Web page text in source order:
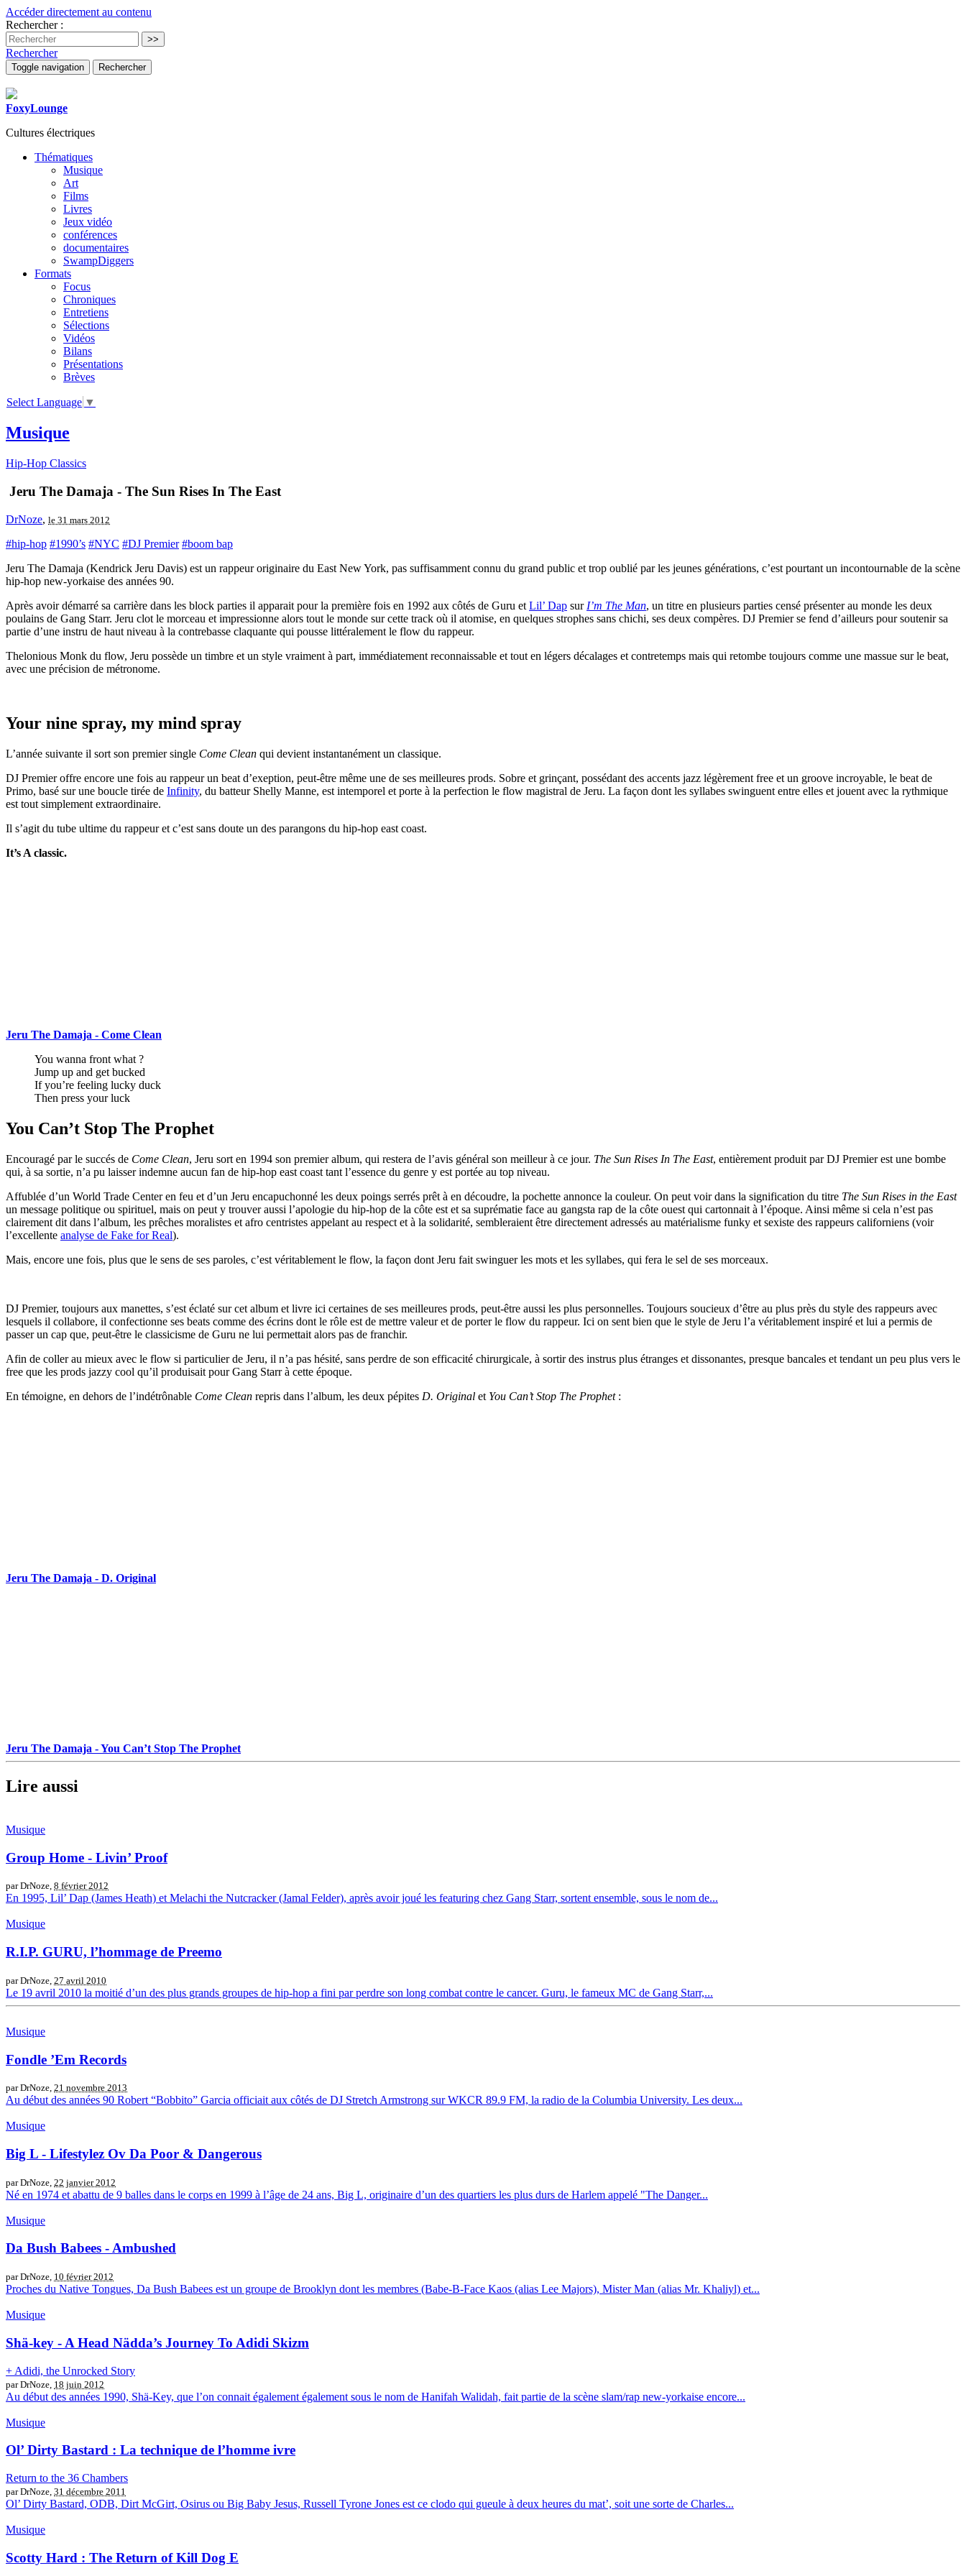
Accéder directement au contenu
Rechercher :
Rechercher
Toggle navigation Rechercher
FoxyLounge
Cultures électriques
Thématiques
Musique
Art
Films
Livres
Jeux vidéo
conférences
documentaires
SwampDiggers
Formats
Focus
Chroniques
Entretiens
Sélections
Vidéos
Bilans
Présentations
Brèves
Select Language ▼
Musique
Hip-Hop Classics
Jeru The Damaja - The Sun Rises In The East
DrNoze, le 31 mars 2012
#hip-hop #1990’s #NYC #DJ Premier #boom bap
Jeru The Damaja (Kendrick Jeru Davis) est un rappeur originaire du East New York, pas suffisamment connu du grand public et trop oublié par les jeunes générations, c’est pourtant un incontournable de la scène
hip-hop new-yorkaise des années 90.
Après avoir démarré sa carrière dans les block parties il apparait pour la première fois en 1992 aux côtés de Guru et Lil’ Dap sur I’m The Man, un titre en plusieurs parties censé présenter au monde les deux
poulains de Gang Starr. Jeru clot le morceau et impressionne alors tout le monde sur cette track où il atomise, en quelques strophes sans chichi, ses deux compères. DJ Premier se fend d’ailleurs pour soutenir sa
partie d’une instru de haut niveau à la contrebasse claquante qui pousse littéralement le flow du rappeur.
Thelonious Monk du flow, Jeru possède un timbre et un style vraiment à part, immédiatement reconnaissable et tout en légers décalages et contretemps mais qui retombe toujours comme une massue sur le beat,
avec une précision de métronome.
Your nine spray, my mind spray
L’année suivante il sort son premier single Come Clean qui devient instantanément un classique.
DJ Premier offre encore une fois au rappeur un beat d’exeption, peut-être même une de ses meilleures prods. Sobre et grinçant, possédant des accents jazz légèrement free et un groove incroyable, le beat de
Primo, basé sur une boucle tirée de Infinity, du batteur Shelly Manne, est intemporel et porte à la perfection le flow magistral de Jeru. La façon dont les syllabes swinguent entre elles et jouent avec la rythmique
est tout simplement extraordinaire.
Il s’agit du tube ultime du rappeur et c’est sans doute un des parangons du hip-hop east coast.
It’s A classic.
Jeru The Damaja - Come Clean
You wanna front what ?
Jump up and get bucked
If you’re feeling lucky duck
Then press your luck
You Can’t Stop The Prophet
Encouragé par le succés de Come Clean, Jeru sort en 1994 son premier album, qui restera de l’avis général son meilleur à ce jour. The Sun Rises In The East, entièrement produit par DJ Premier est une bombe
qui, à sa sortie, n’a pu laisser indemne aucun fan de hip-hop east coast tant l’essence du genre y est portée au top niveau.
Affublée d’un World Trade Center en feu et d’un Jeru encapuchonné les deux poings serrés prêt à en découdre, la pochette annonce la couleur. On peut voir dans la signification du titre The Sun Rises in the East
un message politique ou spirituel, mais on peut y trouver aussi l’apologie du hip-hop de la côte est et sa suprématie face au gangsta rap de la côte ouest qui cartonnait à l’époque. Ainsi même si cela n’est pas
clairement dit dans l’album, les prêches moralistes et afro centristes appelant au respect et à la solidarité, sembleraient être directement adressés au matérialisme funky et sexiste des rappeurs californiens (voir
l’excellente analyse de Fake for Real).
Mais, encore une fois, plus que le sens de ses paroles, c’est véritablement le flow, la façon dont Jeru fait swinguer les mots et les syllabes, qui fera le sel de ses morceaux.
DJ Premier, toujours aux manettes, s’est éclaté sur cet album et livre ici certaines de ses meilleures prods, peut-être aussi les plus personnelles. Toujours soucieux d’être au plus près du style des rappeurs avec
lesquels il collabore, il confectionne ses beats comme des écrins dont le rôle est de mettre valeur et de porter le flow du rappeur. Ici on sent bien que le style de Jeru l’a véritablement inspiré et lui a permis de
passer un cap que, peut-être le classicisme de Guru ne lui permettait alors pas de franchir.
Afin de coller au mieux avec le flow si particulier de Jeru, il n’a pas hésité, sans perdre de son efficacité chirurgicale, à sortir des instrus plus étranges et dissonantes, presque bancales et tendant un peu plus vers le
free que les prods jazzy cool qu’il produisait pour Gang Starr à cette époque.
En témoigne, en dehors de l’indétrônable Come Clean repris dans l’album, les deux pépites D. Original et You Can’t Stop The Prophet:
Jeru The Damaja - D. Original
Jeru The Damaja - You Can’t Stop The Prophet
Lire aussi
Musique
Group Home - Livin’ Proof
par DrNoze, 8 février 2012
En 1995, Lil’ Dap (James Heath) et Melachi the Nutcracker (Jamal Felder), après avoir joué les featuring chez Gang Starr, sortent ensemble, sous le nom de...
Musique
R.I.P. GURU, l’hommage de Preemo
par DrNoze, 27 avril 2010
Le 19 avril 2010 la moitié d’un des plus grands groupes de hip-hop a fini par perdre son long combat contre le cancer. Guru, le fameux MC de Gang Starr,...
Musique
Fondle ’Em Records
par DrNoze, 21 novembre 2013
Au début des années 90 Robert “Bobbito” Garcia officiait aux côtés de DJ Stretch Armstrong sur WKCR 89.9 FM, la radio de la Columbia University. Les deux...
Musique
Big L - Lifestylez Ov Da Poor & Dangerous
par DrNoze, 22 janvier 2012
Né en 1974 et abattu de 9 balles dans le corps en 1999 à l’âge de 24 ans, Big L, originaire d’un des quartiers les plus durs de Harlem appelé "The Danger...
Musique
Da Bush Babees - Ambushed
par DrNoze, 10 février 2012
Proches du Native Tongues, Da Bush Babees est un groupe de Brooklyn dont les membres (Babe-B-Face Kaos (alias Lee Majors), Mister Man (alias Mr. Khaliyl) et...
Musique
Shä-key - A Head Nädda’s Journey To Adidi Skizm
+ Adidi, the Unrocked Story
par DrNoze, 18 juin 2012
Au début des années 1990, Shä-Key, que l’on connait également également sous le nom de Hanifah Walidah, fait partie de la scène slam/rap new-yorkaise encore...
Musique
Ol’ Dirty Bastard : La technique de l’homme ivre
Return to the 36 Chambers
par DrNoze, 31 décembre 2011
Ol’ Dirty Bastard, ODB, Dirt McGirt, Osirus ou Big Baby Jesus, Russell Tyrone Jones est ce clodo qui gueule à deux heures du mat’, soit une sorte de Charles...
Musique
Scotty Hard : The Return of Kill Dog E